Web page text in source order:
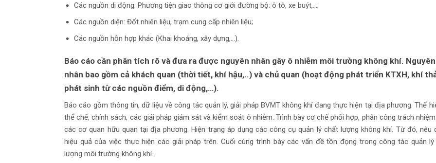
Các nguồn di động: Phương tiện giao thông cơ giới đường bộ: ô tô, xe buýt,…;
Các nguồn diện: Đốt nhiên liệu, trạm cung cấp nhiên liệu;
Các nguồn hỗn hợp khác (Khai khoáng, xây dựng,…).
Báo cáo cần phân tích rõ và đưa ra được nguyên nhân gây ô nhiễm môi trường không khí. Nguyên
nhân bao gồm cả khách quan (thời tiết, khí hậu,..) và chủ quan (hoạt động phát triển KTXH, khí
phát sinh từ các nguồn điểm, di động,…).
Báo cáo gồm thông tin, dữ liệu về công tác quản lý, giải pháp BVMT không khí đang thực hiện tại địa phương. Thể
thể chế, chính sách, các giải pháp giám sát và kiểm soát ô nhiễm. Trình bày cơ chế phối hợp, phân công trách
các cơ quan hữu quan tại địa phương. Hiện trạng áp dụng các công cụ quản lý chất lượng không khí. Từ đó, nêu
hiệu quả của việc thực hiện các giải pháp trên. Cuối cùng trình bày các vấn đề tồn đọng trong công tác quản
lượng môi trường không khí.